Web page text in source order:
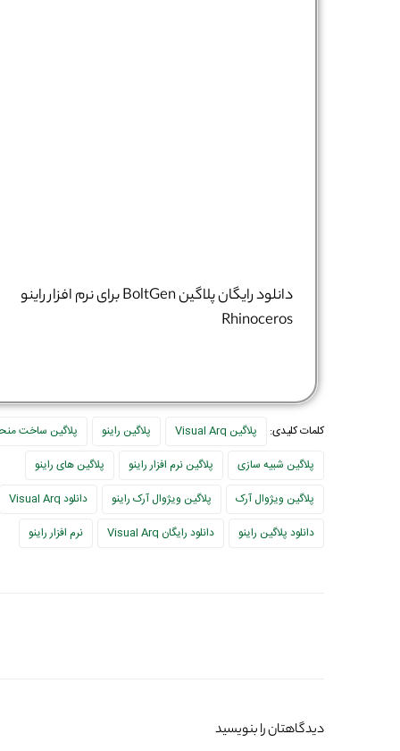
دانلود رایگان پلاگین BoltGen برای نرم افزار راینو
Rhinoceros
کلمات کلیدی: پلاگین Visual Arq پلاگین راینو
پلاگین ساخت
پلاگین شبیه سازی
پلاگین نرم افزار راینو
پلاگین های راینو
پلاگین ویژوال آرک
پلاگین ویژوال آرک راینو
دانلود Visual Arq
دانلود پلاگین راینو
دانلود رایگان Visual Arq نرم افزار راینو
دیدگاهتان را بنویسید